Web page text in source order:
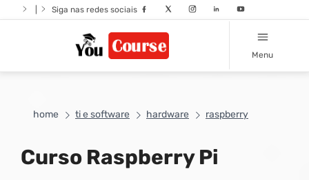
Siga nas redes sociais
Menu
home ti e software hardware raspberry
Curso Raspberry Pi